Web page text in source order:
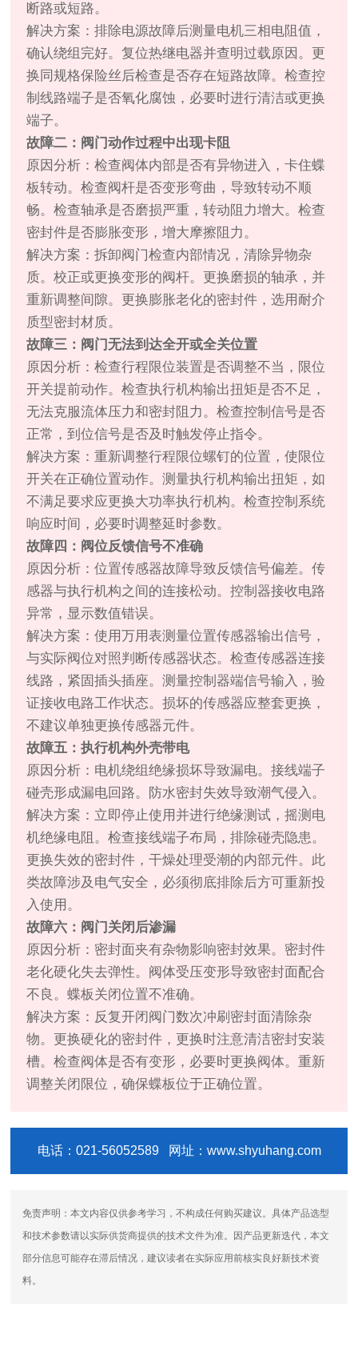
断路或短路。
解决方案：排除电源故障后测量电机三相电阻值，
确认绕组完好。复位热继电器并查明过载原因。更
换同规格保险丝后检查是否存在短路故障。检查控
制线路端子是否氧化腐蚀，必要时进行清洁或更换
端子。
故障二：阀门动作过程中出现卡阻
原因分析：检查阀体内部是否有异物进入，卡住蝶
板转动。检查阀杆是否变形弯曲，导致转动不顺
畅。检查轴承是否磨损严重，转动阻力增大。检查
密封件是否膨胀变形，增大摩擦阻力。
解决方案：拆卸阀门检查内部情况，清除异物杂
质。校正或更换变形的阀杆。更换磨损的轴承，并
重新调整间隙。更换膨胀老化的密封件，选用耐介
质型密封材质。
故障三：阀门无法到达全开或全关位置
原因分析：检查行程限位装置是否调整不当，限位
开关提前动作。检查执行机构输出扭矩是否不足，
无法克服流体压力和密封阻力。检查控制信号是否
正常，到位信号是否及时触发停止指令。
解决方案：重新调整行程限位螺钉的位置，使限位
开关在正确位置动作。测量执行机构输出扭矩，如
不满足要求应更换大功率执行机构。检查控制系统
响应时间，必要时调整延时参数。
故障四：阀位反馈信号不准确
原因分析：位置传感器故障导致反馈信号偏差。传
感器与执行机构之间的连接松动。控制器接收电路
异常，显示数值错误。
解决方案：使用万用表测量位置传感器输出信号，
与实际阀位对照判断传感器状态。检查传感器连接
线路，紧固插头插座。测量控制器端信号输入，验
证接收电路工作状态。损坏的传感器应整套更换，
不建议单独更换传感器元件。
故障五：执行机构外壳带电
原因分析：电机绕组绝缘损坏导致漏电。接线端子
碰壳形成漏电回路。防水密封失效导致潮气侵入。
解决方案：立即停止使用并进行绝缘测试，摇测电
机绝缘电阻。检查接线端子布局，排除碰壳隐患。
更换失效的密封件，干燥处理受潮的内部元件。此
类故障涉及电气安全，必须彻底排除后方可重新投
入使用。
故障六：阀门关闭后渗漏
原因分析：密封面夹有杂物影响密封效果。密封件
老化硬化失去弹性。阀体受压变形导致密封面配合
不良。蝶板关闭位置不准确。
解决方案：反复开闭阀门数次冲刷密封面清除杂
物。更换硬化的密封件，更换时注意清洁密封安装
槽。检查阀体是否有变形，必要时更换阀体。重新
调整关闭限位，确保蝶板位于正确位置。
电话：021-56052589 网址：www.shyuhang.com
免责声明：本文内容仅供参考学习，不构成任何购买建议。具体产品选型
和技术参数请以实际供货商提供的技术文件为准。因产品更新迭代，本文
部分信息可能存在滞后情况，建议读者在实际应用前核实良好新技术资
料。